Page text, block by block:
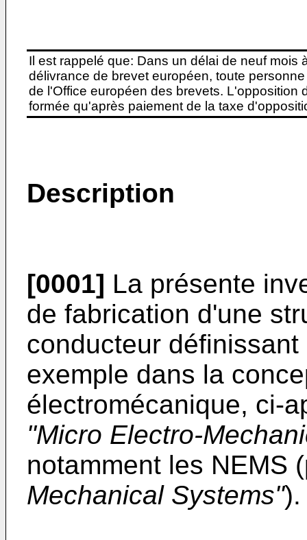
Il est rappelé que: Dans un délai de neuf
délivrance de brevet européen, toute
de l'Office européen des brevets. L'opposition
formée qu'après paiement de la taxe
Description
[0001] La présente
de fabrication d'une
conducteur
exemple dans la
électromécanique, ci-
"Micro Electro-
notamment les NEMS
Mechanical Systems").